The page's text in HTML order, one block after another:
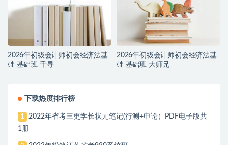
2026年初级会计师初会经济法基
础 基础班 千寻
2026年初级会计师初会经济法基
础 基础班 大师兄
下载热度排行榜
1
2022年省考三更学长状元笔记(行测+申论）PDF电子版共
1册